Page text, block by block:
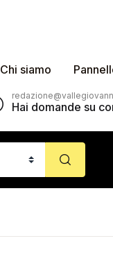
Chi siamo
Hai domande su